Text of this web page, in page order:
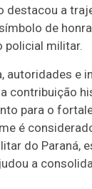
destacou a
de
policial militar.
autoridades e
contribuição
para o
é
do Paraná,
a